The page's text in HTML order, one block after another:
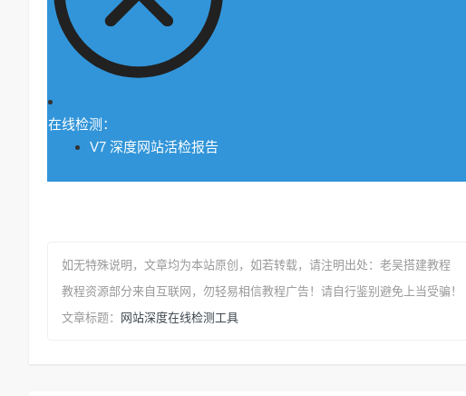
在线检测：
V7 深度网站活检报告
如无特殊说明，文章均为本站原创 ，如若转载，请注明出处： 老吴搭建教程
教程资源部分来自互联网，勿轻易相信教程广告！请自行鉴别避免上当受骗！
文章标题： 网站深度在线检测工具